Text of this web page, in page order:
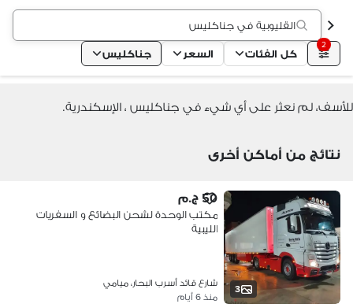
القليوبية في جناكليس
2
كل الفئات السعر جناكليس
للأسف، لم نعثر على أي شيء في جناكليس ، الإسكندرية.
نتائج من أماكن أخرى
3
50 ج.م
مكتب الوحدة لشحن البضائع و السفريات
الليبية
شارع قائد أسرب البحار، ميامي
منذ 6 أيام